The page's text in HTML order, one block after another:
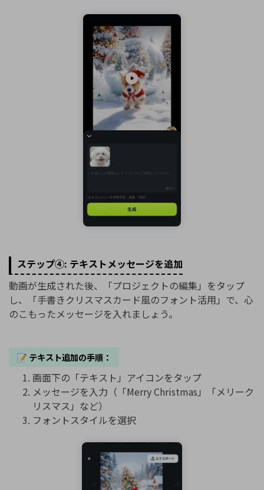
ステップ④: テキストメッセージを追加
動画が生成された後、「プロジェクトの編集」をタップ
し、「手書きクリスマスカード風のフォント活用」で、心
のこもったメッセージを入れましょう。
📝 テキスト追加の手順：
画面下の「テキスト」アイコンをタップ
メッセージを入力（「Merry Christmas」「メリーク
リスマス」など）
フォントスタイルを選択